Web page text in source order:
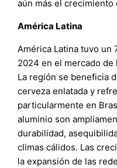
aún más el crecimiento
América Latina
América Latina tuvo un
2024 en el mercado de
La región se beneficia
cerveza enlatada y
particularmente en
aluminio son
durabilidad,
climas cálidos. Las
la expansión de las